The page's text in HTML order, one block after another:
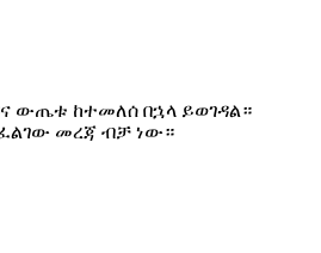
ውጤቱ ከተመለሰ በኋላ ይወገዳል።
መረጃ ብቻ ነው።